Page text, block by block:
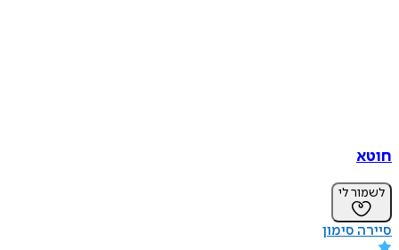
חוטא
לשמור לי
סיירה סימון